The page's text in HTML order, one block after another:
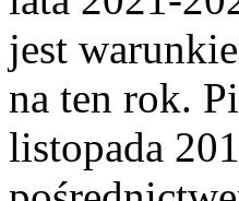
jest
na ten rok.
listopada